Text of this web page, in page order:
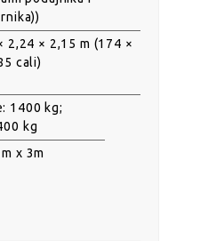
2,24 × 2,15 m (174 ×
cali)
1400 kg;
kg
x 3m